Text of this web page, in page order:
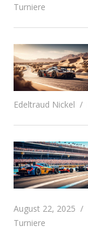
Turniere
Edeltraud Nickel
August 22, 2025
Turniere